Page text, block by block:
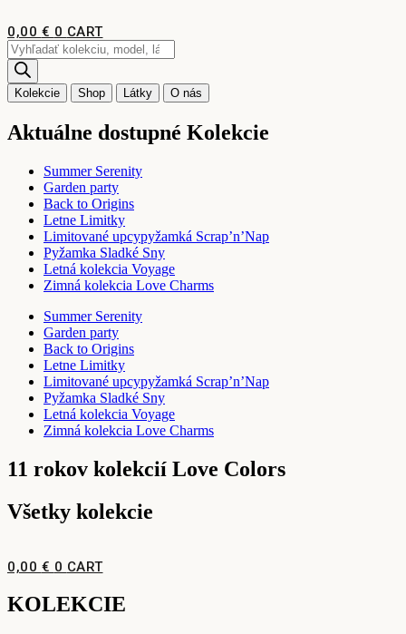
na
obsah
0,00 € 0 CART
Products
search
Kolekcie Shop Látky O nás
Aktuálne dostupné Kolekcie
Summer Serenity
Garden party
Back to Origins
Letne Limitky
Limitované upcypyžamká Scrap’n’Nap
Pyžamka Sladké Sny
Letná kolekcia Voyage
Zimná kolekcia Love Charms
Summer Serenity
Garden party
Back to Origins
Letne Limitky
Limitované upcypyžamká Scrap’n’Nap
Pyžamka Sladké Sny
Letná kolekcia Voyage
Zimná kolekcia Love Charms
11 rokov kolekcií Love Colors
Všetky kolekcie
0,00 € 0 CART
KOLEKCIE